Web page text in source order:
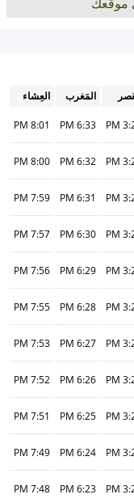
المَغرب
العِشاء
6:33 PM
8:01 PM
6:32 PM
8:00 PM
6:31 PM
7:59 PM
6:30 PM
7:57 PM
6:29 PM
7:56 PM
6:28 PM
7:55 PM
6:27 PM
7:53 PM
6:26 PM
7:52 PM
6:25 PM
7:51 PM
6:24 PM
7:49 PM
6:23 PM
7:48 PM